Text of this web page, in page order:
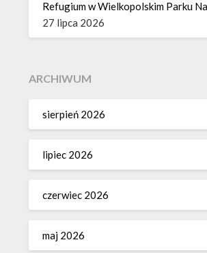
Refugium w Wielkopolskim Parku
27 lipca 2026
ARCHIWUM
sierpień 2026
lipiec 2026
czerwiec 2026
maj 2026